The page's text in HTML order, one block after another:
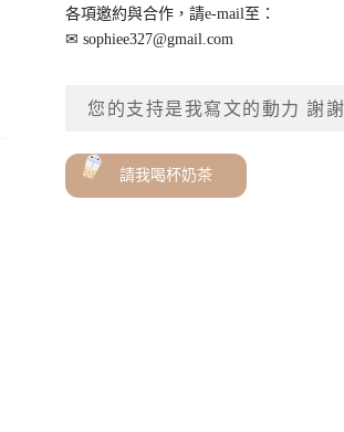
各項邀約與合作，請e-mail至：
✉sophiee327@gmail.com
您的支持是我寫文的動力 謝
請我喝杯奶茶